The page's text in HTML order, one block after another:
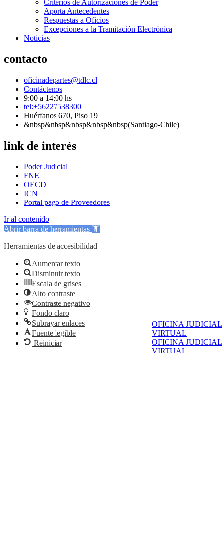
OFICINA JUDICIAL
VIRTUAL
OFICINA JUDICIAL
VIRTUAL
Criterios de Autorizaciones de Poder
Aporta Antecedentes
Respuestas a Oficios
Excepciones a la Tramitación Electrónica
Noticias
contacto
oficinadepartes@tdlc.cl
Contáctenos
9:00 a 14:00 hs
tel:+56227538300
Huérfanos 670, Piso 19
&nbsp&nbsp&nbsp&nbsp&nbsp(Santiago-Chile)
link de interés
Poder Judicial
FNE
OECD
ICN
Portal pago de Proveedores
Ir al contenido
Abrir barra de herramientas
Herramientas de accesibilidad
Aumentar texto
Disminuir texto
Escala de grises
Alto contraste
Contraste negativo
Fondo claro
Subrayar enlaces
Fuente legible
Reiniciar